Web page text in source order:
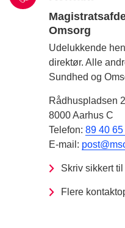
Omsorg
Udelukkende
direktør. Alle
Sundhed og
Rådhuspladsen 2
8000 Aarhus C
Telefon: 89 40 65
E-mail:
Skriv sikkert til
Flere